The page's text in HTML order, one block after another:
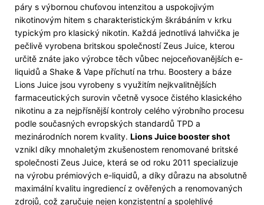
páry s výbornou chuťovou intenzitou a uspokojivým
nikotinovým hitem s charakteristickým škrábáním v krku
typickým pro klasický nikotin. Každá jednotlivá lahvička je
pečlivě vyrobena britskou společností Zeus Juice, kterou
určitě znáte jako výrobce těch vůbec nejoceňovanějších e-
liquidů a Shake & Vape příchutí na trhu. Boostery a báze
Lions Juice jsou vyrobeny s využitím nejkvalitnějších
farmaceutických surovin včetně vysoce čistého klasického
nikotinu a za nejpřísnější kontroly celého výrobního procesu
podle současných evropských standardů TPD a
mezinárodních norem kvality. Lions Juice booster shot
vznikl díky mnohaletým zkušenostem renomované britské
společnosti Zeus Juice, která se od roku 2011 specializuje
na výrobu prémiových e-liquidů, a díky důrazu na absolutně
maximální kvalitu ingrediencí z ověřených a renomovaných
zdrojů, což zaručuje nejen konzistentní a spolehlivé